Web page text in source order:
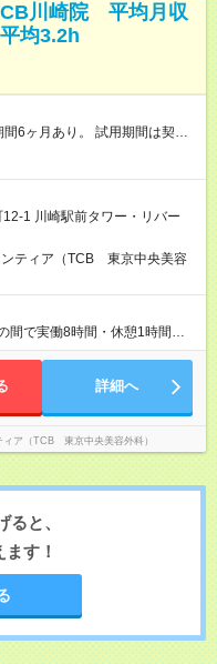
川崎院 平均月収
均3.2h
6ヶ月あり。 試用期間は契約
す。 ＜試用期間終了後＞ 月給
円）+残業代等 ＝平均月収36
毎年月給が上がっていくので
はの豊富な
％！ クリニック内の役職だけ
役職、バックオフィスへの転
ます！ 【様々な業界
美容部員やエステ、脱毛などの
他業界の接客業 事務、公務員
未経験から憧れの美容業界へ
本採用時と異なる部分がありま
員） 給与：月給 260,000円以
1 川崎駅前タワー・リバー
ンティア（TCB 東京中央美容
間で実働8時間・休憩1時間
勤務） 【残業ほ
物、ピラティスのレッスンな
詳細へ
ィア（TCB 東京中央美容外科）
ると、
す！